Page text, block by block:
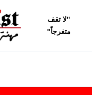
"لا تقف
متفرجاً"